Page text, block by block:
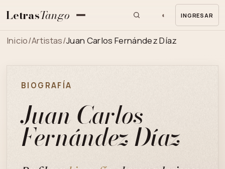
LetrasTango ◐ INGRESAR
Inicio/Artistas/Juan Carlos Fernández Díaz
BIOGRAFÍA
Juan Carlos
Fernández Díaz